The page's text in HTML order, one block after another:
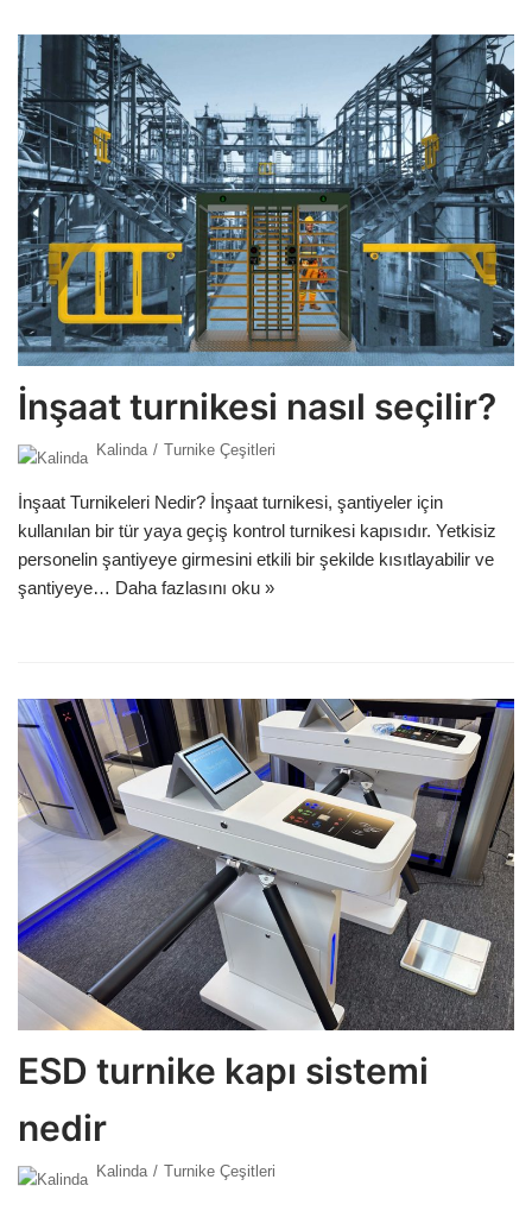
İnşaat turnikesi nasıl seçilir?
Kalinda Turnike Çeşitleri
İnşaat Turnikeleri Nedir? İnşaat turnikesi, şantiyeler için
kullanılan bir tür yaya geçiş kontrol turnikesi kapısıdır. Yetkisiz
personelin şantiyeye girmesini etkili bir şekilde kısıtlayabilir ve
şantiyeye… Daha fazlasını oku »
ESD turnike kapı sistemi
nedir
Kalinda Turnike Çeşitleri